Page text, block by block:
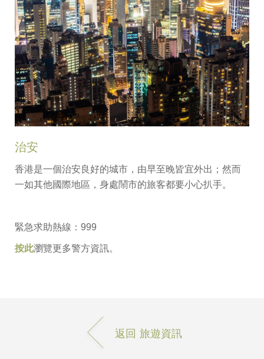
治安
香港是一個治安良好的城市，由早至晚皆宜外出；然而
一如其他國際地區，身處鬧市的旅客都要小心扒手。
緊急求助熱線：999
按此瀏覽更多警方資訊。
返回 旅遊資訊